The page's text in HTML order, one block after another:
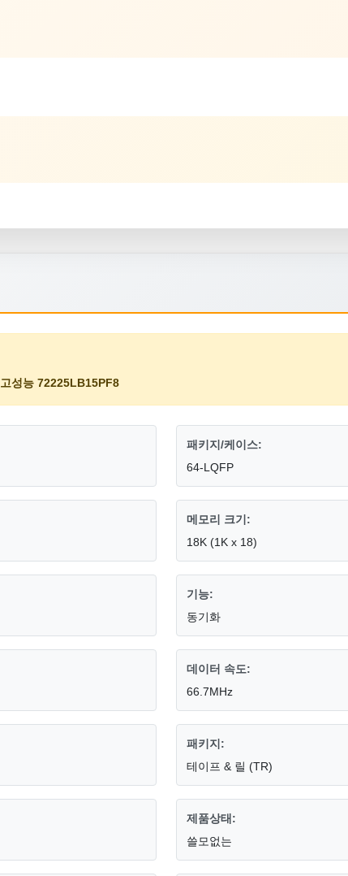
고성능 72225LB15PF8
패키지/케이스:
64-LQFP
메모리 크기:
18K (1K x 18)
기능:
동기화
데이터 속도:
66.7MHz
패키지:
테이프 & 릴 (TR)
제품상태:
쓸모없는